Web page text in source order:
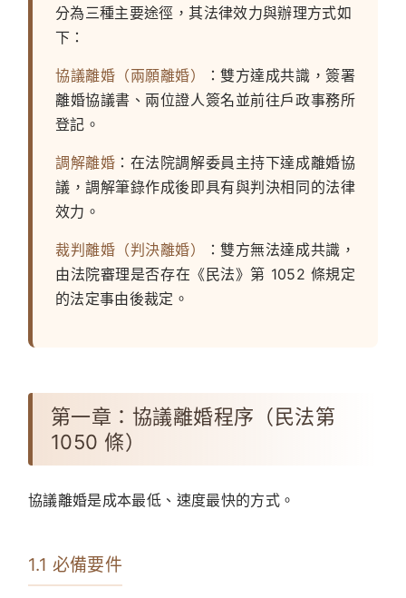
分為三種主要途徑，其法律效力與辦理方式如
下：
協議離婚（兩願離婚）
：雙方達成共識，簽署
離婚協議書、兩位證人簽名並前往戶政事務所
登記。
調解離婚 ：在法院調解委員主持下達成離婚協
議，調解筆錄作成後即具有與判決相同的法律
效力。
裁判離婚（判決離婚）
：雙方無法達成共識，
由法院審理是否存在《民法》第 1052 條規定
的法定事由後裁定。
第一章：協議離婚程序（民法第
1050 條）
協議離婚是成本最低、速度最快的方式。
1.1 必備要件